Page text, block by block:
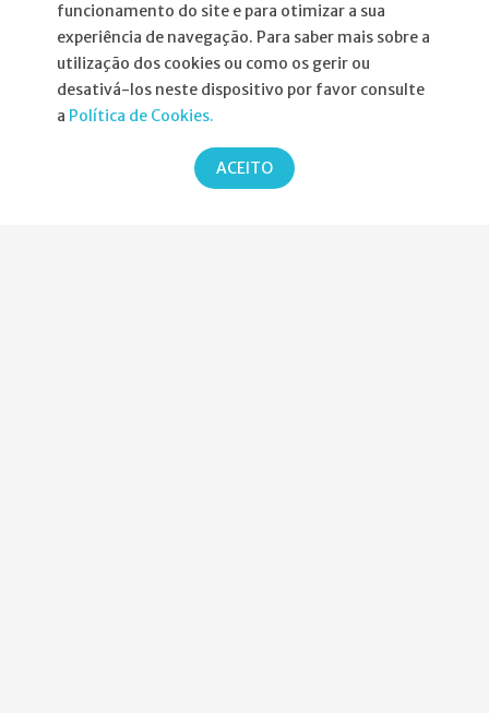
funcionamento do site e para otimizar a sua
experiência de navegação. Para saber mais sobre a
utilização dos cookies ou como os gerir ou
desativá-los neste dispositivo por favor consulte
a Política de Cookies.
ACEITO
Atribuição da Bolsa SPND
Agenda
Política de Privacidade